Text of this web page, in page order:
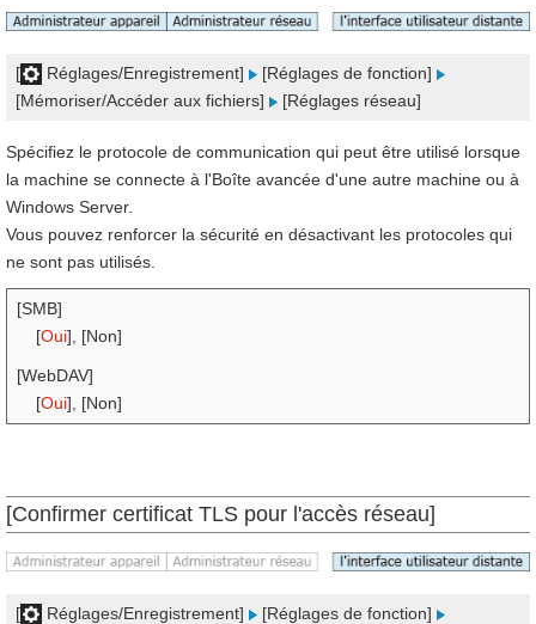
[ Réglages/Enregistrement]
[Réglages de fonction]
[Mémoriser/Accéder aux fichiers]
[Réglages réseau]
Spécifiez le protocole de communication qui peut être utilisé lorsque
la machine se connecte à l'Boîte avancée d'une autre machine ou à
Windows Server.
Vous pouvez renforcer la sécurité en désactivant les protocoles qui
ne sont pas utilisés.
[SMB]
[Oui], [Non]
[WebDAV]
[Oui], [Non]
[Confirmer certificat TLS pour l'accès réseau]
[ Réglages/Enregistrement]
[Réglages de fonction]